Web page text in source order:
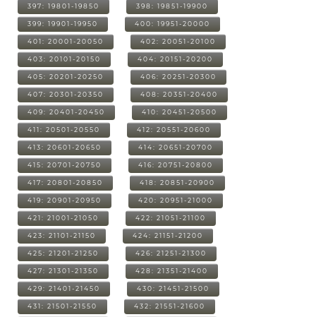
397: 19801-19850 398: 19851-19900
399: 19901-19950 400: 19951-20000
401: 20001-20050 402: 20051-20100
403: 20101-20150 404: 20151-20200
405: 20201-20250 406: 20251-20300
407: 20301-20350 408: 20351-20400
409: 20401-20450 410: 20451-20500
411: 20501-20550 412: 20551-20600
413: 20601-20650 414: 20651-20700
415: 20701-20750 416: 20751-20800
417: 20801-20850 418: 20851-20900
419: 20901-20950 420: 20951-21000
421: 21001-21050 422: 21051-21100
423: 21101-21150 424: 21151-21200
425: 21201-21250 426: 21251-21300
427: 21301-21350 428: 21351-21400
429: 21401-21450 430: 21451-21500
431: 21501-21550 432: 21551-21600